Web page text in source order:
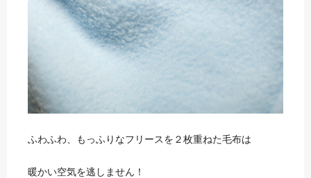
ふわふわ、もっふりなフリースを２枚重ねた毛布は
暖かい空気を逃しません！